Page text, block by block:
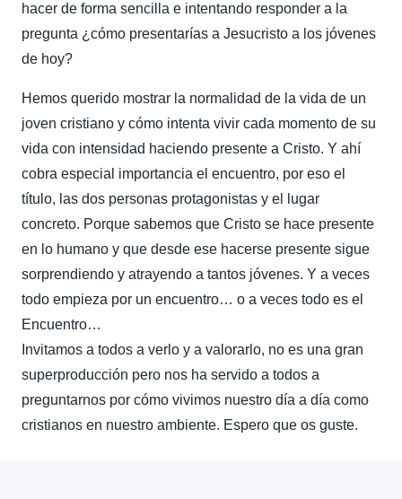
hacer de forma sencilla e intentando responder a la
pregunta ¿cómo presentarías a Jesucristo a los jóvenes
de hoy?
Hemos querido mostrar la normalidad de la vida de un
joven cristiano y cómo intenta vivir cada momento de su
vida con intensidad haciendo presente a Cristo. Y ahí
cobra especial importancia el encuentro, por eso el
título, las dos personas protagonistas y el lugar
concreto. Porque sabemos que Cristo se hace presente
en lo humano y que desde ese hacerse presente sigue
sorprendiendo y atrayendo a tantos jóvenes. Y a veces
todo empieza por un encuentro… o a veces todo es el
Encuentro…
Invitamos a todos a verlo y a valorarlo, no es una gran
superproducción pero nos ha servido a todos a
preguntarnos por cómo vivimos nuestro día a día como
cristianos en nuestro ambiente. Espero que os guste.